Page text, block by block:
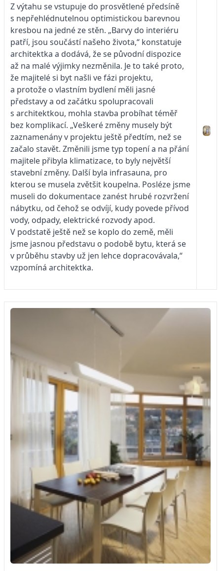
Z výtahu se vstupuje do prosvětlené předsíně
s nepřehlédnutelnou optimistickou barevnou
kresbou na jedné ze stěn. „Barvy do interiéru
patří, jsou součástí našeho života,“ konstatuje
architektka a dodává, že se původní dispozice
až na malé výjimky nezměnila. Je to také proto,
že majitelé si byt našli ve fázi projektu,
a protože o vlastním bydlení měli jasné
představy a od začátku spolupracovali
s architektkou, mohla stavba probíhat téměř
bez komplikací. „Veškeré změny musely být
zaznamenány v projektu ještě předtím, než se
začalo stavět. Změnili jsme typ topení a na přání
majitele přibyla klimatizace, to byly největší
stavební změny. Další byla infrasauna, pro
kterou se musela zvětšit koupelna. Posléze jsme
museli do dokumentace zanést hrubé rozvržení
nábytku, od čehož se odvíjí, kudy povede přívod
vody, odpady, elektrické rozvody apod.
V podstatě ještě než se koplo do země, měli
jsme jasnou představu o podobě bytu, která se
v průběhu stavby už jen lehce dopracovávala,“
vzpomíná architektka.